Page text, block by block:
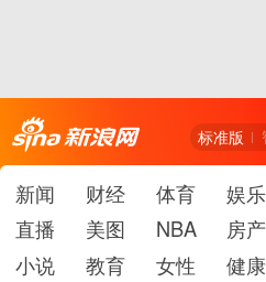
标准版
新闻 财经 体育 娱乐
直播
美图 NBA 房产
小说
教育 女性 健康